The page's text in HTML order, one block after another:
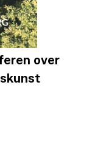
over